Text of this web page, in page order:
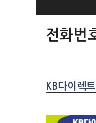
전화번
KB다이렉